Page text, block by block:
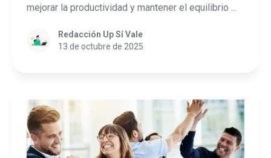
mejorar la productividad y mantener el equilibrio ...
Redacción Up Sí Vale
13 de octubre de 2025